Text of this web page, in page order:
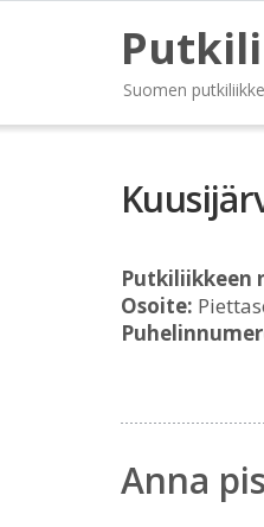
Suomen
Putkiliikkeen
Osoite:
Anna